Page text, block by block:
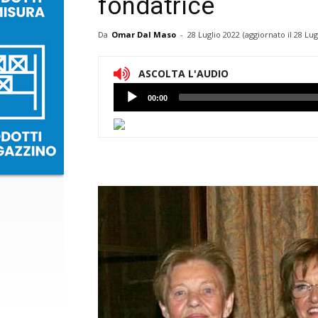
fondatrice
Da Omar Dal Maso - 28 Luglio 2022 (aggiornato il 28
ASCOLTA L'AUDIO
Lettore
Audio
00:00